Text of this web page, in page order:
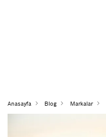
Anasayfa Blog Markalar